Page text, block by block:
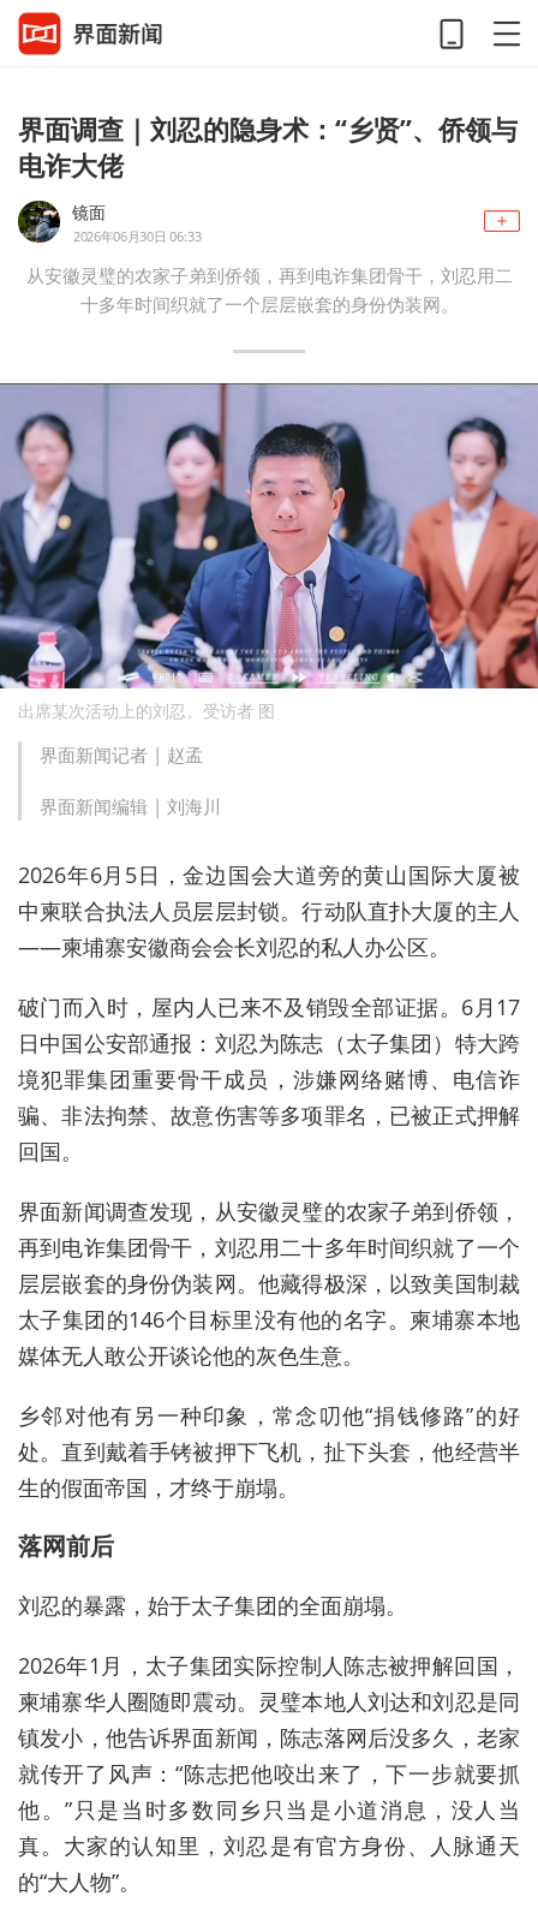
界面调查｜刘忍的隐身术：“乡贤”、侨领与
电诈大佬
镜面
2026年06月30日 06:33
从安徽灵璧的农家子弟到侨领，再到电诈集团骨干，刘忍用二
十多年时间织就了一个层层嵌套的身份伪装网。
出席某次活动上的刘忍。受访者 图
界面新闻记者 | 赵孟
界面新闻编辑 | 刘海川
2026年6月5日，金边国会大道旁的黄山国际大厦被
中柬联合执法人员层层封锁。行动队直扑大厦的主人
——柬埔寨安徽商会会长刘忍的私人办公区。
破门而入时，屋内人已来不及销毁全部证据。6月17
日中国公安部通报：刘忍为陈志（太子集团）特大跨
境犯罪集团重要骨干成员，涉嫌网络赌博、电信诈
骗、非法拘禁、故意伤害等多项罪名，已被正式押解
回国。
界面新闻调查发现，从安徽灵璧的农家子弟到侨领，
再到电诈集团骨干，刘忍用二十多年时间织就了一个
层层嵌套的身份伪装网。他藏得极深，以致美国制裁
太子集团的146个目标里没有他的名字。柬埔寨本地
媒体无人敢公开谈论他的灰色生意。
乡邻对他有另一种印象，常念叨他“捐钱修路”的好
处。直到戴着手铐被押下飞机，扯下头套，他经营半
生的假面帝国，才终于崩塌。
落网前后
刘忍的暴露，始于太子集团的全面崩塌。
2026年1月，太子集团实际控制人陈志被押解回国，
柬埔寨华人圈随即震动。灵璧本地人刘达和刘忍是同
镇发小，他告诉界面新闻，陈志落网后没多久，老家
就传开了风声：“陈志把他咬出来了，下一步就要抓
他。”只是当时多数同乡只当是小道消息，没人当
真。大家的认知里，刘忍是有官方身份、人脉通天
的“大人物”。